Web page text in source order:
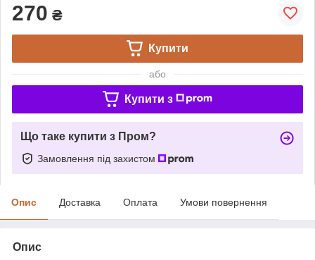
270 ₴
Купити
або
Купити з
Що таке купити з Пром?
Замовлення під захистом
Опис Доставка Оплата Умови повернення
Опис